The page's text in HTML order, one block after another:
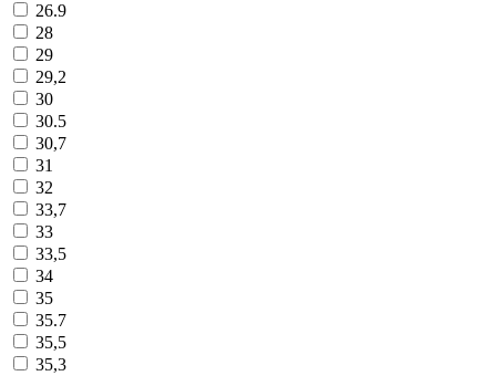
26.9
28
29
29,2
30
30.5
30,7
31
32
33,7
33
33,5
34
35
35.7
35,5
35,3